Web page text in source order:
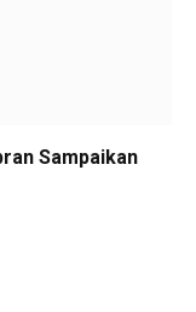
Sampaikan